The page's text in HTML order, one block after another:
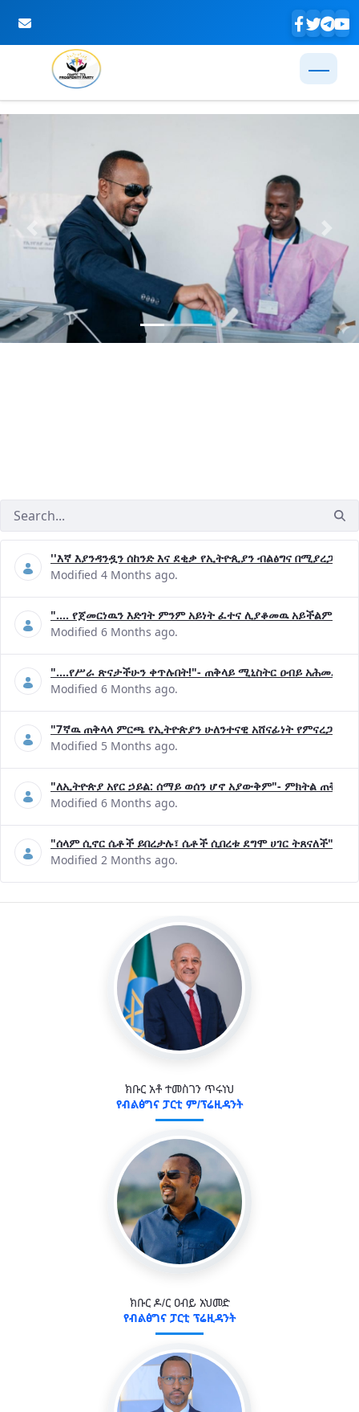
Skip to Main Content
Previous Next
''እኛ እያንዳንዷን ሰከንድ እና ደቂቃ የኢትዮጲያን ብልፅግና
Modified 4 Months ago.
".... የጀመርነዉን እድገት ምንም አይነት ፈተና ሊያቆመዉ አይችልም"-
Modified 6 Months ago.
"....የሥራ ጽናታችሁን ቀጥሉበት!"- ጠቅላይ ሚኒስትር ዐብይ አሕመድ (ዶ/
Modified 6 Months ago.
"7ኛዉ ጠቅላላ ምርጫ የኢትዮጵያን ሁለንተናዊ አሸናፊነት
Modified 5 Months ago.
"ለኢትዮጵያ አየር ኃይል: ሰማይ ወሰን ሆኖ አያውቅም"- ምክትል ጠቅላይ
Modified 6 Months ago.
"ሰላም ሲኖር ሴቶች ይበረታሉ፣ ሴቶች ሲበረቱ ደግሞ ሀገር ትጸናለች"-
Modified 2 Months ago.
ክቡር አቶ ተመስገን ጥሩነህ
የብልፅግና ፓርቲ ም/ፕሬዚዳንት
ክቡር ዶ/ር ዐብይ አህመድ
የብልፅግና ፓርቲ ፕሬዚዳንት